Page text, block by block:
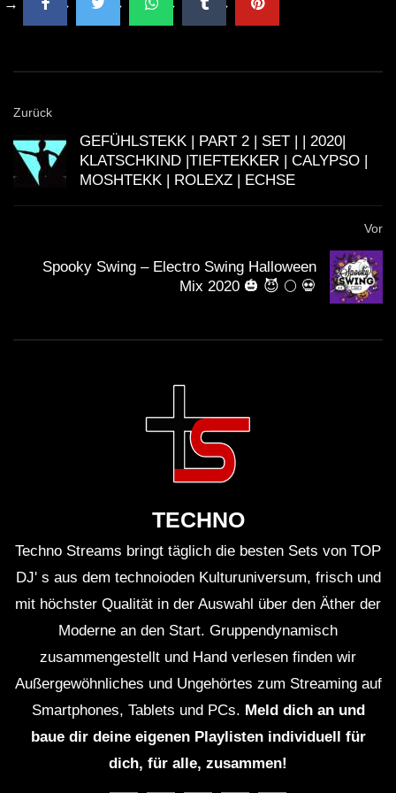
DJ Ezz3y
Hozho DJ Mix | Techno | Melodark |
Anhad Set
Hozho – Honey Trap | Melodark Techno
Nagevmeri – Melodark Minimal Techno
Mix | Weekly Set | Home Session 03
Nagevmeri – Melodark Minimal Techno
Mix | Weekly Set | Home Session 01
MeloDark Techno Mix
NEW- Hozho” DJ Mix 2021 Minimal,
melodark
MELODARK MINIMAL No1
Zurück
GEFÜHLSTEKK | PART 2 | SET | | 2020|
KLATSCHKIND |TIEFTEKKER | CALYPSO |
MOSHTEKK | ROLEXZ | ECHSE
Vor
Spooky Swing – Electro Swing Halloween
Mix 2020 🎃 😈 🌕 💀
TECHNO
Techno Streams bringt täglich die besten Sets von TOP
DJ' s aus dem technoioden Kulturuniversum, frisch und
mit höchster Qualität in der Auswahl über den Äther der
Moderne an den Start. Gruppendynamisch
zusammengestellt und Hand verlesen finden wir
Außergewöhnliches und Ungehörtes zum Streaming auf
Smartphones, Tablets und PCs. Meld dich an und
baue dir deine eigenen Playlisten individuell für
dich, für alle, zusammen!